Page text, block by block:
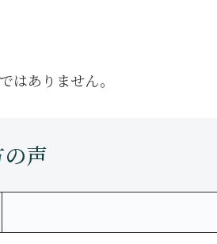
ありません。